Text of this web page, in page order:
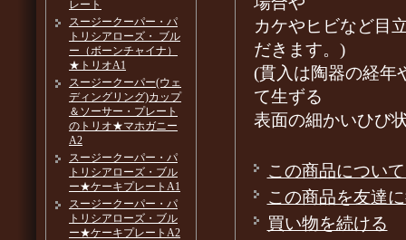
カケやヒビなど目
だきます。)
(貫入は陶器の経年
て生ずる
表面の細かいひび
この商品につい
この商品を友達
買い物を続ける
レート
スージークーパー・パ
トリシアローズ・ ブル
ー（ボーンチャイナ）
★トリオA1
スージークーパー(ウェ
ディングリング)カップ
＆ソーサー・プレート
のトリオ★マホガニー
A2
スージークーパー・パ
トリシアローズ・ブル
ー★ケーキプレートA1
スージークーパー・パ
トリシアローズ・ブル
ー★ケーキプレートA2